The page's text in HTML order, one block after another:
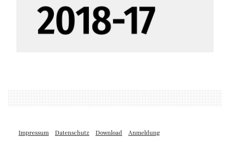
Impressum Datenschutz Download Anmeldung